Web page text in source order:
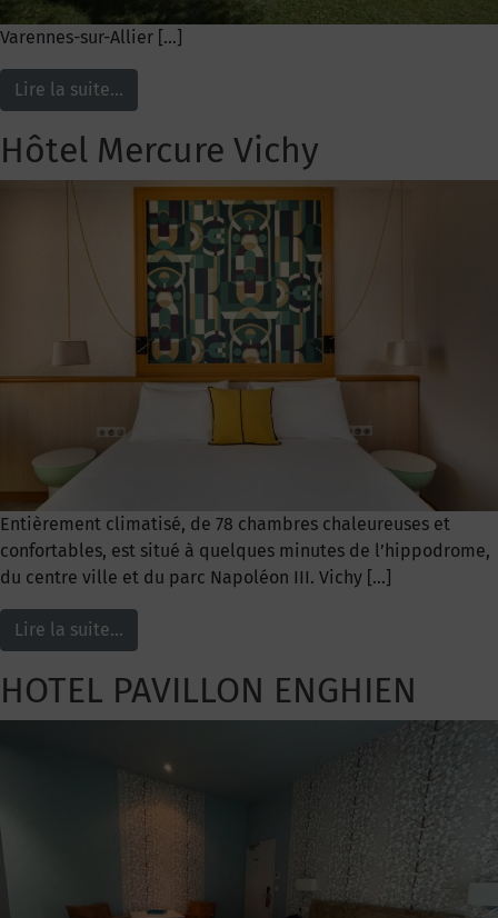
Varennes-sur-Allier […]
Lire la suite…
Hôtel Mercure Vichy
Entièrement climatisé, de 78 chambres chaleureuses et
confortables, est situé à quelques minutes de l’hippodrome,
du centre ville et du parc Napoléon III. Vichy […]
Lire la suite…
HOTEL PAVILLON ENGHIEN